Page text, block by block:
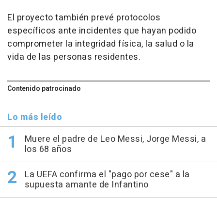
El proyecto también prevé protocolos
específicos ante incidentes que hayan podido
comprometer la integridad física, la salud o la
vida de las personas residentes.
Contenido patrocinado
Lo más leído
Muere el padre de Leo Messi, Jorge Messi, a
los 68 años
La UEFA confirma el "pago por cese" a la
supuesta amante de Infantino